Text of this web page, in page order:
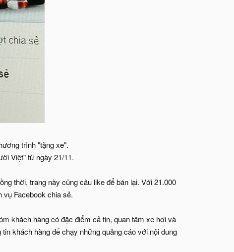
trình "tặng xe".
Việt" từ ngày 21/11.
thời, trang này cũng câu like để bán lại. Với 21.000
vụ Facebook chia sẻ.
khách hàng có đặc điểm cả tin, quan tâm xe hơi và
khách hàng để chạy những quảng cáo với nội dung